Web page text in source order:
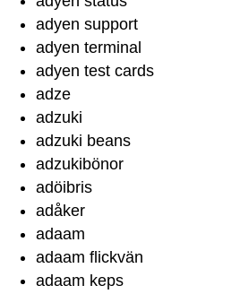
adyen support
adyen terminal
adyen test cards
adze
adzuki
adzuki beans
adzukibönor
adöibris
adåker
adaam
adaam flickvän
adaam keps